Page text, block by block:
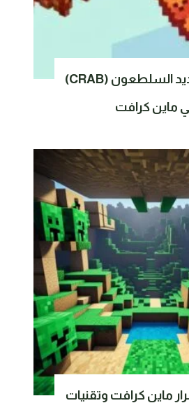
الحيوان الجديد السلطعون (CRAB)
ماين كرافت
ماين كرافت وتقنيات